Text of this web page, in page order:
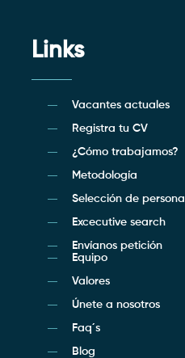
Links
Vacantes actuales
Registra tu CV
¿Cómo trabajamos?
Metodología
Selección de personal
Excecutive search
Envíanos petición
Equipo
Valores
Únete a nosotros
Faq´s
Blog